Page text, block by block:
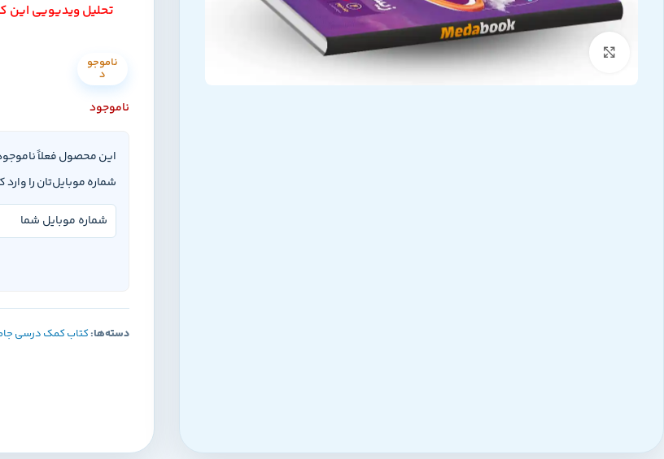
بزرگنمایی تصویر
تحلیل ویدیویی این
ناموجو
د
ناموجود
این محصول فعلاً
شماره موبایل‌تان را وارد
دسته‌ها: کتاب کمک درسی